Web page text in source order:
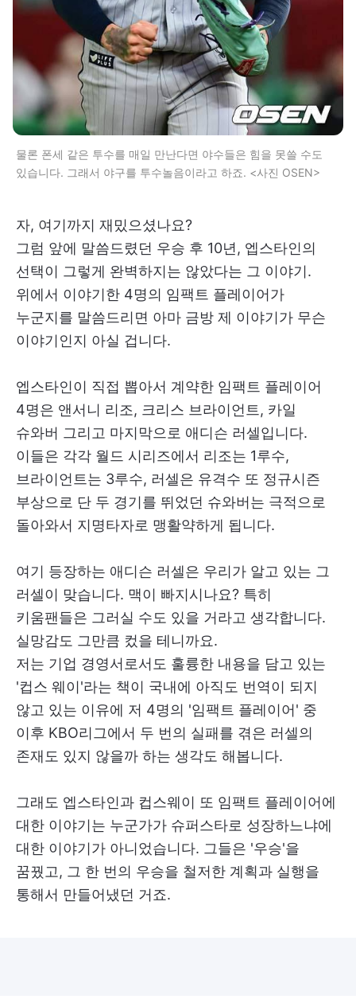
물론 폰세 같은 투수를 매일 만난다면 야수들은 힘을 못쓸 수도
있습니다. 그래서 야구를 투수놀음이라고 하죠. <사진 OSEN>
자, 여기까지 재밌으셨나요?
그럼 앞에 말씀드렸던 우승 후 10년, 엡스타인의
선택이 그렇게 완벽하지는 않았다는 그 이야기.
위에서 이야기한 4명의 임팩트 플레이어가
누군지를 말씀드리면 아마 금방 제 이야기가 무슨
이야기인지 아실 겁니다.
엡스타인이 직접 뽑아서 계약한 임팩트 플레이어
4명은 앤서니 리조, 크리스 브라이언트, 카일
슈와버 그리고 마지막으로 애디슨 러셀입니다.
이들은 각각 월드 시리즈에서 리조는 1루수,
브라이언트는 3루수, 러셀은 유격수 또 정규시즌
부상으로 단 두 경기를 뛰었던 슈와버는 극적으로
돌아와서 지명타자로 맹활약하게 됩니다.
여기 등장하는 애디슨 러셀은 우리가 알고 있는 그
러셀이 맞습니다. 맥이 빠지시나요? 특히
키움팬들은 그러실 수도 있을 거라고 생각합니다.
실망감도 그만큼 컸을 테니까요.
저는 기업 경영서로서도 훌륭한 내용을 담고 있는
'컵스 웨이'라는 책이 국내에 아직도 번역이 되지
않고 있는 이유에 저 4명의 '임팩트 플레이어' 중
이후 KBO리그에서 두 번의 실패를 겪은 러셀의
존재도 있지 않을까 하는 생각도 해봅니다.
그래도 엡스타인과 컵스웨이 또 임팩트 플레이어에
대한 이야기는 누군가가 슈퍼스타로 성장하느냐에
대한 이야기가 아니었습니다. 그들은 '우승'을
꿈꿨고, 그 한 번의 우승을 철저한 계획과 실행을
통해서 만들어냈던 거죠.